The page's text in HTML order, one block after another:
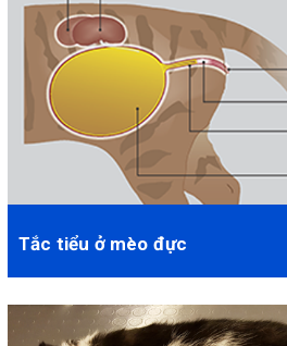
Tắc tiểu ở mèo đực
thận sẽ được dẫn ra ngoài qua ống d...